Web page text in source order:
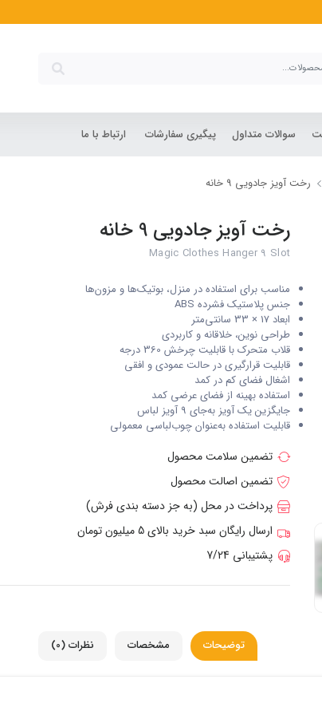
سوالات متداول پیگیری سفارشات ارتباط با ما
رخت آویز جادویی 9 خانه
رخت آویز جادویی 9 خانه
Magic Clothes Hanger 9 Slot
مناسب برای استفاده در منزل، بوتیک‌ها و مزون‌ها
جنس پلاستیک فشرده ABS
ابعاد 17 × 33 سانتی‌متر
طراحی نوین، خلاقانه و کاربردی
قلاب متحرک با قابلیت چرخش 360 درجه
قابلیت قرارگیری در حالت عمودی و افقی
اشغال فضای کم در کمد
استفاده بهینه از فضای عرضی کمد
جایگزین یک آویز به‌جای 9 آویز لباس
قابلیت استفاده به‌عنوان چوب‌لباسی معمولی
تضمین سلامت محصول
تضمین اصالت محصول
پرداخت در محل (به جز دسته بندی فرش)
ارسال رایگان سبد خرید بالای 5 میلیون تومان
پشتیبانی 7/24
توضیحات مشخصات نظرات (0)